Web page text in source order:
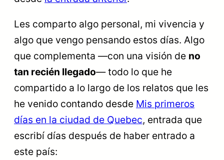
Les comparto algo personal, mi vivencia y
algo que vengo pensando estos días. Algo
que complementa —con una visión de no
tan recién llegado— todo lo que he
compartido a lo largo de los relatos que les
he venido contando desde Mis primeros
días en la ciudad de Quebec, entrada que
escribí días después de haber entrado a
este país: